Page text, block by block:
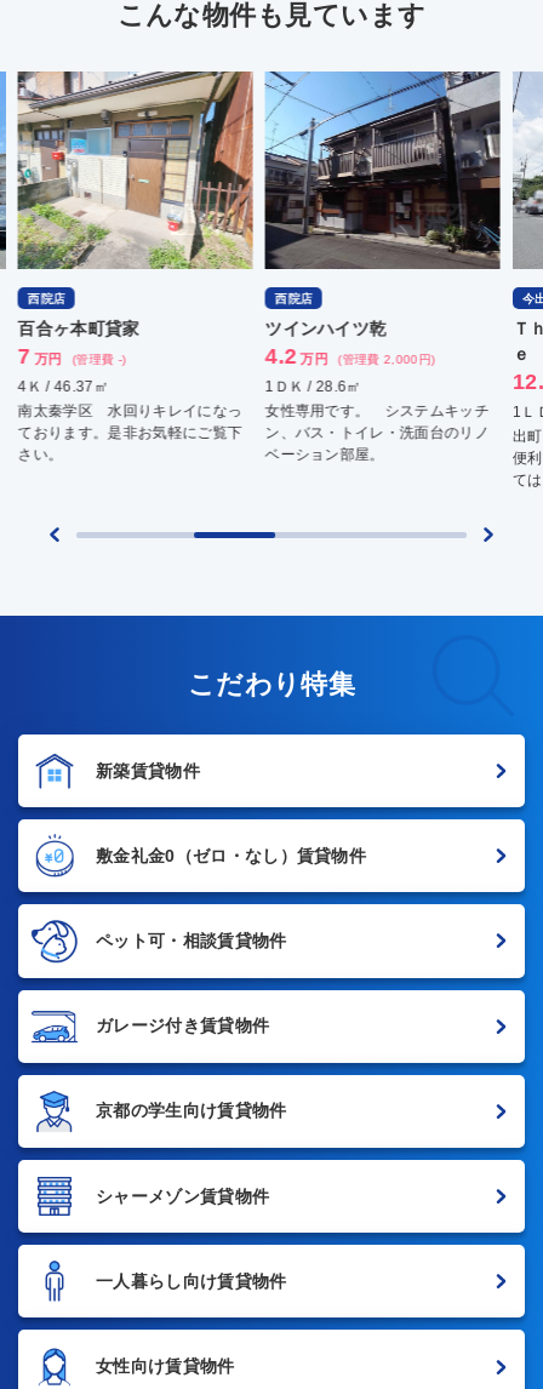
こんな物件も見ています
西院店
百合ヶ本町貸家
7 万円 (管理費 -)
4Ｋ / 46.37㎡
南太秦学区 水回りキレイになっ
ております。是非お気軽にご覧下
さい。
西院店
ツインハイツ乾
4.2 万円 (管理費 2,000円)
1ＤＫ / 28.6㎡
女性専用です。 システムキッチ
ン、バス・トイレ・洗面台のリノ
ベーション部屋。
今
Ｔ
ｅ
1Ｌ
出
便
て
こだわり特集
新築賃貸物件
敷金礼金0 （ゼロ・なし）賃貸物件
ペット可・相談賃貸物件
ガレージ付き賃貸物件
京都の学生向け賃貸物件
シャーメゾン賃貸物件
一人暮らし向け賃貸物件
女性向け賃貸物件